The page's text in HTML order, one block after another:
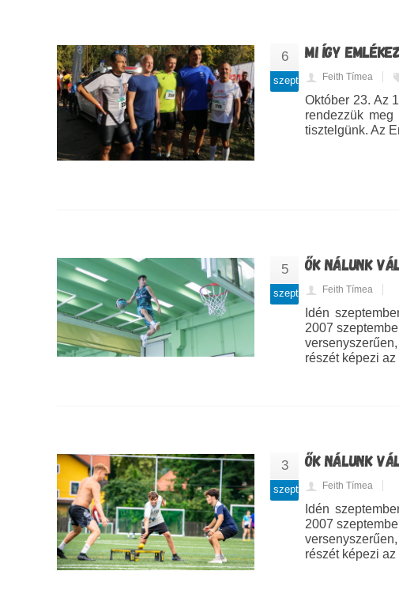
6
szept
MI ÍGY
Feith Tímea
Október 23. Az
rendezzük
tisztelgünk. Az
5
szept
ŐK NÁLUNK
Feith Tímea
Idén
2007
részét képezi
3
szept
ŐK NÁLUNK
Feith Tímea
Idén
2007
részét képezi